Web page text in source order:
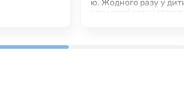
ю. Жодного разу у
ули мокрі ноги і